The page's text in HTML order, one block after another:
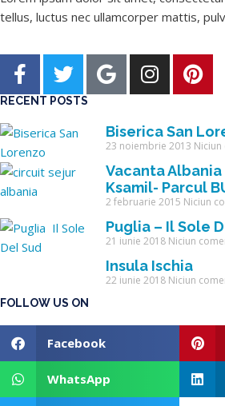
tellus, luctus nec ullamcorper mattis,
RECENT POSTS
Biserica San
23 noiembrie 2013
Vacanta Albania
Ksamil- Parcul
2 februarie 2015 Niciun
Puglia – Il Sole
21 iunie 2018 Niciun
Insula Ischia
22 iunie 2018 Niciun
FOLLOW US ON
Facebook
WhatsApp